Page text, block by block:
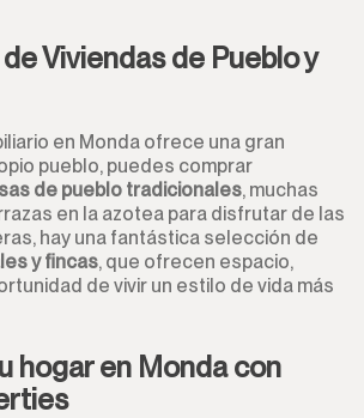
Viviendas de Pueblo y
en Monda ofrece una gran
pueblo, puedes comprar
de pueblo tradicionales, muchas
en la azotea para disfrutar de las
hay una fantástica selección de
y fincas, que ofrecen espacio,
de vivir un estilo de vida más
hogar en Monda con